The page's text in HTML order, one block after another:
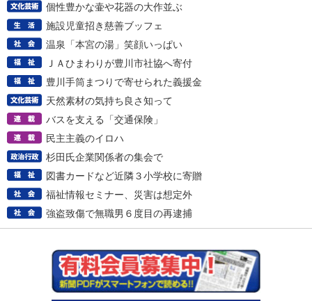
個性豊かな壷や花器の大作並ぶ
施設児童招き慈善ブッフェ
温泉「本宮の湯」笑顔いっぱい
ＪＡひまわりが豊川市社協へ寄付
豊川手筒まつりで寄せられた義援金
天然素材の気持ち良さ知って
バスを支える「交通保険」
民主主義のイロハ
杉田氏企業関係者の集会で
図書カードなど近隣３小学校に寄贈
福祉情報セミナー、災害は想定外
強盗致傷で無職男６度目の再逮捕